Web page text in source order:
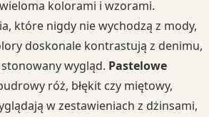
kolorami i wzorami.
które nigdy nie wychodzą z mody,
doskonale kontrastują z denimu,
wygląd. Pastelowe
róż, błękit czy miętowy,
w zestawieniach z dżinsami,